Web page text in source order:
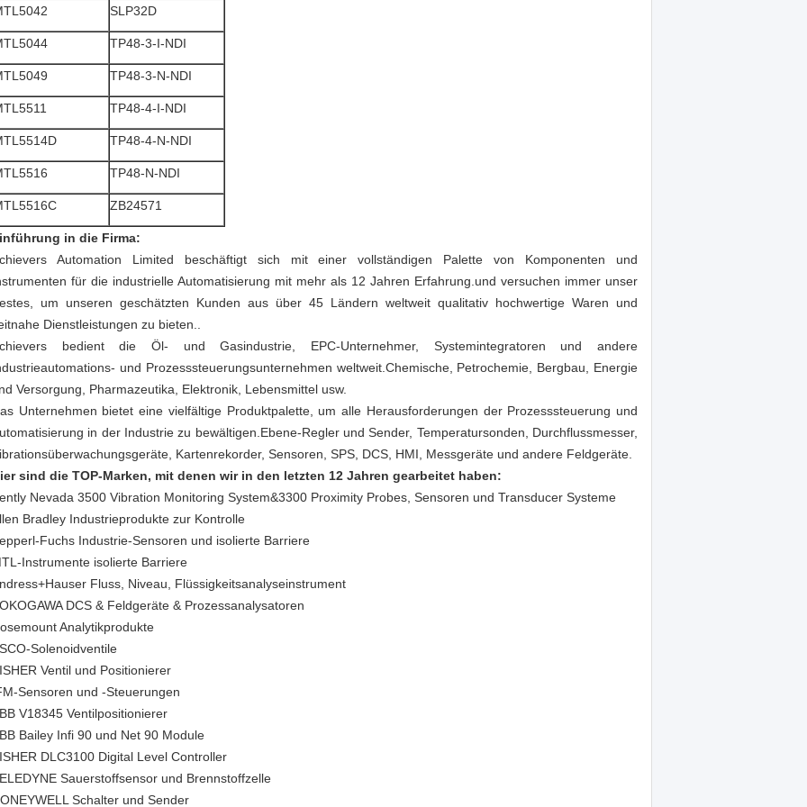
SLP32D
TP48-3-I-NDI
TP48-3-N-NDI
TP48-4-I-NDI
TP48-4-N-NDI
TP48-N-NDI
ZB24571
in die Firma:
Automation Limited beschäftigt sich mit einer vollständigen Palette von Komponenten und
für die industrielle Automatisierung mit mehr als 12 Jahren Erfahrung.und versuchen immer unser
um unseren geschätzten Kunden aus über 45 Ländern weltweit qualitativ hochwertige Waren und
Dienstleistungen zu bieten..
bedient die Öl- und Gasindustrie, EPC-Unternehmer, Systemintegratoren und andere
und Prozesssteuerungsunternehmen weltweit.Chemische, Petrochemie, Bergbau, Energie
Versorgung, Pharmazeutika, Elektronik, Lebensmittel usw.
Unternehmen bietet eine vielfältige Produktpalette, um alle Herausforderungen der Prozesssteuerung und
in der Industrie zu bewältigen.Ebene-Regler und Sender, Temperatursonden, Durchflussmesser,
Kartenrekorder, Sensoren, SPS, DCS, HMI, Messgeräte und andere Feldgeräte.
sind die TOP-Marken, mit denen wir in den letzten 12 Jahren gearbeitet haben:
Nevada 3500 Vibration Monitoring System&3300 Proximity Probes, Sensoren und Transducer Systeme
Bradley Industrieprodukte zur Kontrolle
Fuchs Industrie-Sensoren und isolierte Barriere
Instrumente isolierte Barriere
Fluss, Niveau, Flüssigkeitsanalyseinstrument
DCS & Feldgeräte & Prozessanalysatoren
Analytikprodukte
Solenoidventile
Ventil und Positionierer
Sensoren und -Steuerungen
V18345 Ventilpositionierer
Bailey Infi 90 und Net 90 Module
DLC3100 Digital Level Controller
Sauerstoffsensor und Brennstoffzelle
Schalter und Sender